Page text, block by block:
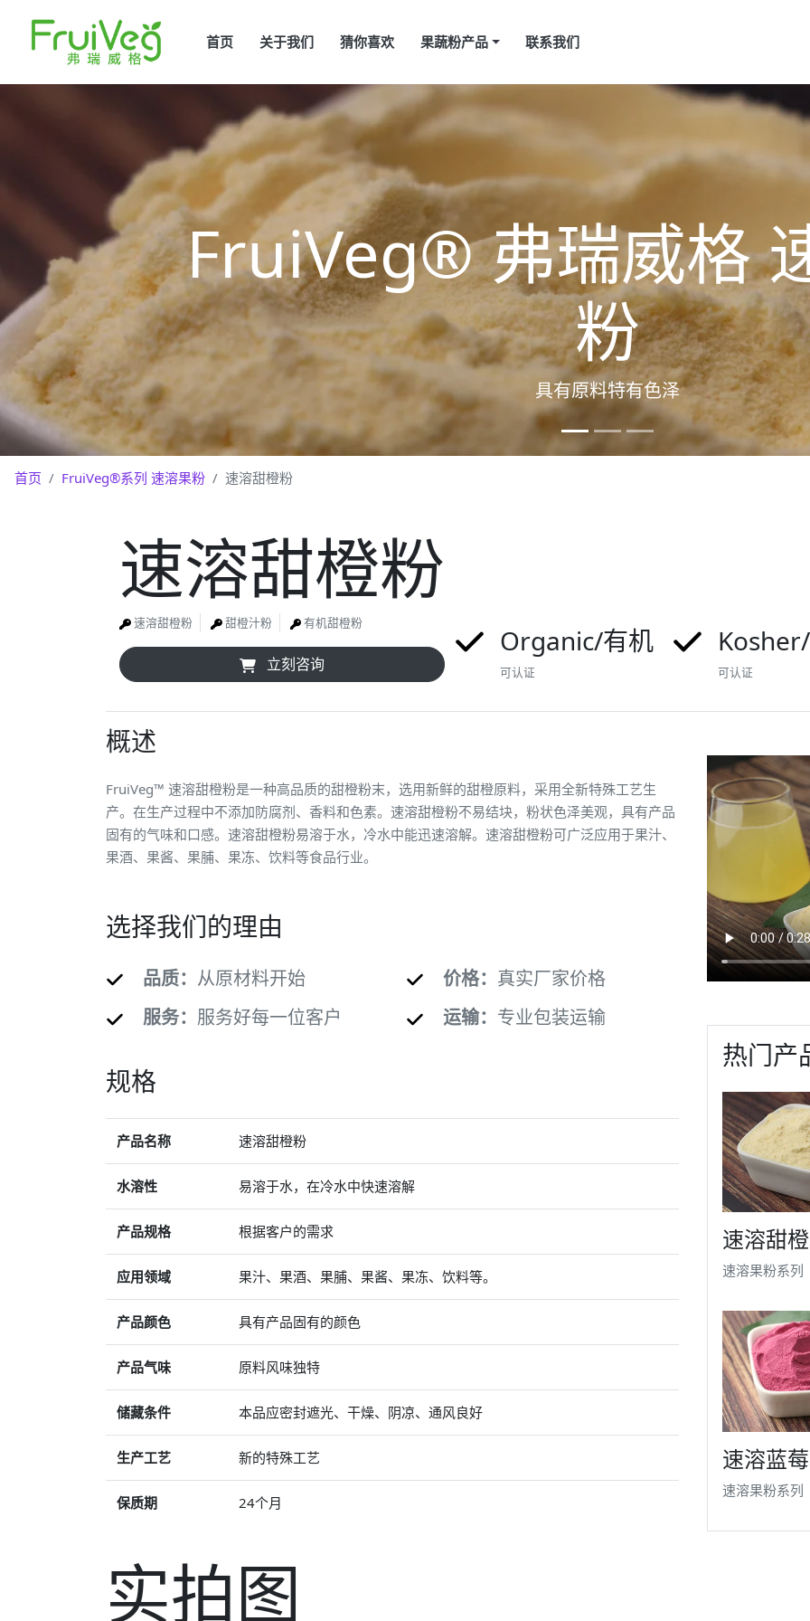
首页 (current)
关于我们 猜你喜欢 果蔬粉产品 联系我们
FruiVeg® 弗瑞威格
粉
水溶性优秀 冷水也能溶解
首页 FruiVeg®系列 速溶果粉 速溶甜橙粉
速溶甜橙粉
速溶甜橙粉 甜橙汁粉 有机甜橙粉
立刻咨询
Organic/有机
可认证 可认证
概述
FruiVeg™ 速溶甜橙粉是一种高品质的甜橙粉末，选用新鲜的甜橙原料，采用全新特殊工艺生
产。在生产过程中不添加防腐剂、香料和色素。速溶甜橙粉不易结块，粉状色泽美观，具有产品
固有的气味和口感。速溶甜橙粉易溶于水，冷水中能迅速溶解。速溶甜橙粉可广泛应用于果汁、
果酒、果酱、果脯、果冻、饮料等食品行业。
选择我们的理由
品质： 从原材料开始 价格： 真实厂家价格
服务： 服务好每一位客户 运输： 专业包装运输
规格
产品名称 速溶甜橙粉
水溶性 易溶于水，在冷水中快速溶解
产品规格 根据客户的需求
应用领域 果汁、果酒、果脯、果酱、果冻、饮料等。
产品颜色 具有产品固有的颜色
产品气味 原料风味独特
储藏条件 本品应密封遮光、干燥、阴凉、通风良好
生产工艺 新的特殊工艺
保质期 24个月
热门产
速溶甜
速溶果粉系列
速溶蓝
速溶果粉系列
实拍图